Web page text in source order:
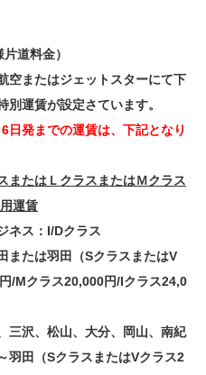
道料金）
空またはジェットスターにて下
運賃が設定さています。
発までの運賃は、下記となり
またはＬクラスまたはＭクラス
運賃
ネス：I/Dクラス
または羽田（SクラスまたはV
/Mクラス20,000円/Iクラス24,0
三沢、松山、大分、岡山、南紀
羽田（SクラスまたはVクラス2